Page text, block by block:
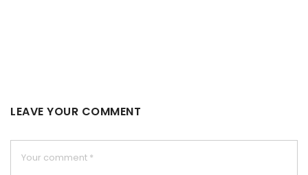
LEAVE YOUR COMMENT